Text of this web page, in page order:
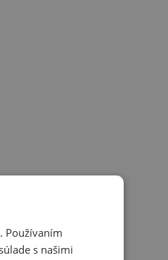
Používaním
s našimi